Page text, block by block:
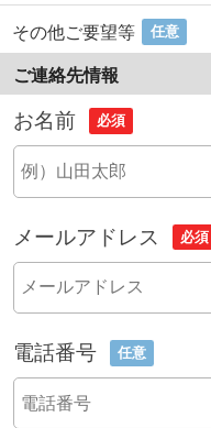
その他ご要望等 任意
ご連絡先情報
お名前 必須
メールアドレス 必須
電話番号 任意